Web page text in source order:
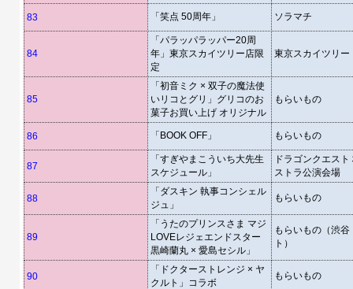
83 「笑点 50周年」 ソラマチ
84
「パラッパラッパー20周
年」東京スカイツリー店限
定
東京スカイツリー
85
「初音ミク × 双子の魔法使
いリコとグリ」グリコのお
菓子お買い上げ オリジナル
もらいもの
86 「BOOK OFF」 もらいもの
87
「すぎやまこういち大先生
スケジュール」
ドラゴンクエス
ストラ公演会場
88
「ダスキン 執事コンシェル
ジュ」
もらいもの
89
「うたのプリンスさま マジ
LOVEレジェエンドスター
黒崎蘭丸 × 愛島セシル」
もらいもの（渋谷
ト）
90
「ドクターストレンジ × ヤ
クルト」コラボ
もらいもの